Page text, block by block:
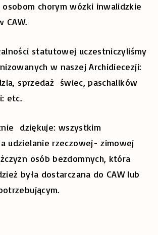
osobom chorym wózki inwalidzkie
CAW.
statutowej uczestniczyliśmy
w naszej Archidiecezji:
sprzedaż świec, paschalików
etc.
dziękuje: wszystkim
udzielanie rzeczowej- zimowej
osób bezdomnych, która
była dostarczana do CAW lub